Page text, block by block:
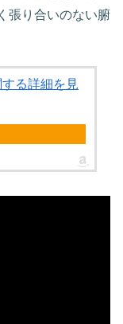
張り合いのない腑
る詳細を見